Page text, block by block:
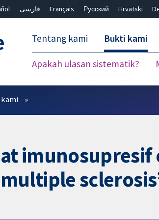
فارسی Français Русский Hrvatski
Tentang kami Bukti kami
Apakah ulasan sistematik?